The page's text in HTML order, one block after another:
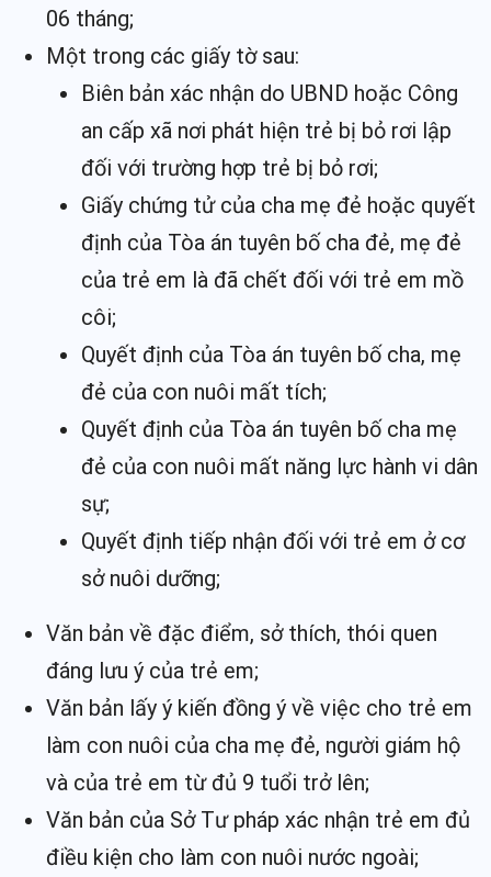
06 tháng;
Một trong các giấy tờ sau:
Biên bản xác nhận do UBND hoặc Công
an cấp xã nơi phát hiện trẻ bị bỏ rơi lập
đối với trường hợp trẻ bị bỏ rơi;
Giấy chứng tử của cha mẹ đẻ hoặc quyết
định của Tòa án tuyên bố cha đẻ, mẹ đẻ
của trẻ em là đã chết đối với trẻ em mồ
côi;
Quyết định của Tòa án tuyên bố cha, mẹ
đẻ của con nuôi mất tích;
Quyết định của Tòa án tuyên bố cha mẹ
đẻ của con nuôi mất năng lực hành vi dân
sự;
Quyết định tiếp nhận đối với trẻ em ở cơ
sở nuôi dưỡng;
Văn bản về đặc điểm, sở thích, thói quen
đáng lưu ý của trẻ em;
Văn bản lấy ý kiến đồng ý về việc cho trẻ em
làm con nuôi của cha mẹ đẻ, người giám hộ
và của trẻ em từ đủ 9 tuổi trở lên;
Văn bản của Sở Tư pháp xác nhận trẻ em đủ
điều kiện cho làm con nuôi nước ngoài;